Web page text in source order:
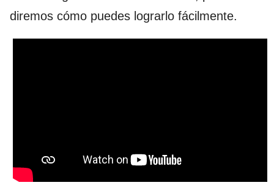
diremos cómo puedes lograrlo fácilmente.